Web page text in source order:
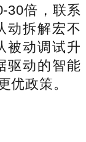
30倍，联系
动拆解宏不
被动调试升
驱动的智能
优政策。